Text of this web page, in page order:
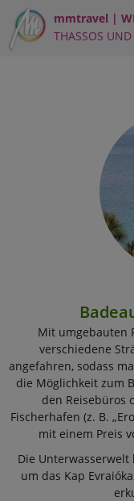
mmtravel |
THASSOS
Mit umgebauten
verschiedene
angefahren, sodass
die Möglichkeit zum
den Reisebüros
Fischerhafen (z. B.
mit einem Preis
Die
um das Kap